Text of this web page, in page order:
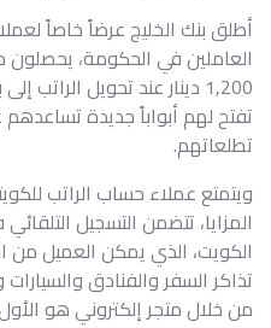
أطلق بنك الخليج عرضاً خاصاً
العاملين في الحكومة، يحصلون
1,200 دينار عند تحويل
تفتح لهم أبواباً جديدة تساعدهم
تطلعاتهم.
ويتمتع عملاء حساب الراتب
المزايا، تتضمن التسجيل
الكويت، الذي يمكن العميل من
تذاكر السفر والفنادق والسيارات
من خلال متجر إلكتروني هو